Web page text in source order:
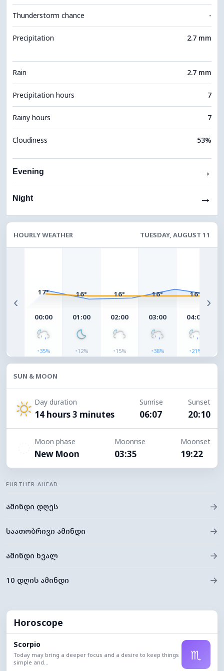
Thunderstorm chance -
Precipitation 2.7 mm
Rain 2.7 mm
Precipitation hours 7
Rainy hours 7
Cloudiness 53%
Evening →
Night →
HOURLY WEATHER TUESDAY, AUGUST 11
‹
17°
00:00
◔35%
16°
01:00
◔12%
16°
02:00
◔15%
16°
03:00
◔38%
16°
04:00
◔21%
›
SUN & MOON
Day duration
14 hours 3 minutes
Sunrise
06:07
Sunset
20:10
Moon phase
New Moon
Moonrise
03:35
Moonset
19:22
FURTHER AHEAD
ამინდი დღეს →
საათობრივი ამინდი →
ამინდი ხვალ →
10 დღის ამინდი →
Horoscope
Scorpio
Today may bring a deeper focus and a desire to keep things
simple and...
♏